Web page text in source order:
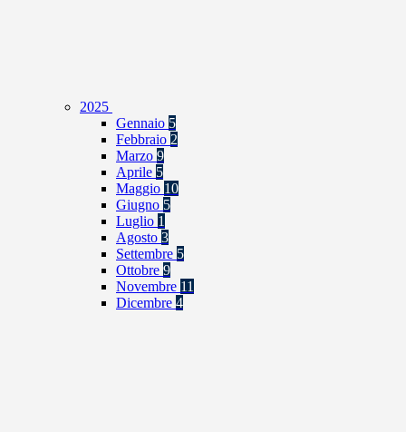
2025
Gennaio 5
Febbraio 2
Marzo 9
Aprile 5
Maggio 10
Giugno 5
Luglio 1
Agosto 3
Settembre 5
Ottobre 9
Novembre 11
Dicembre 4